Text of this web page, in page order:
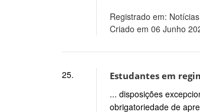
Registrado em:
Criado em 06 Junho
Estudantes em
... disposições
obrigatoriedade de
25.